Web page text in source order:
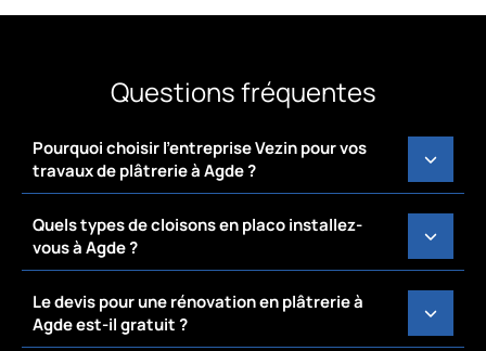
Questions fréquentes
Pourquoi choisir l’entreprise Vezin pour vos
travaux de plâtrerie à Agde ?
Quels types de cloisons en placo installez-
vous à Agde ?
Le devis pour une rénovation en plâtrerie à
Agde est-il gratuit ?